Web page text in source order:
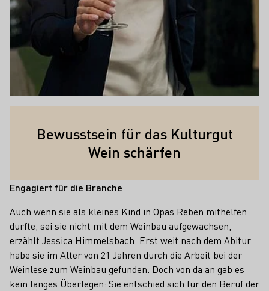
Bewusstsein für das Kulturgut
Wein schärfen
Engagiert für die Branche
Auch wenn sie als kleines Kind in Opas Reben mithelfen
durfte, sei sie nicht mit dem Weinbau aufgewachsen,
erzählt Jessica Himmelsbach. Erst weit nach dem Abitur
habe sie im Alter von 21 Jahren durch die Arbeit bei der
Weinlese zum Weinbau gefunden. Doch von da an gab es
kein langes Überlegen: Sie entschied sich für den Beruf der